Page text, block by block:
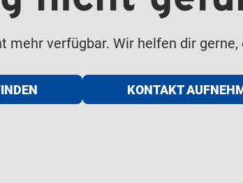
mehr verfügbar. Wir helfen dir
KONTAKT